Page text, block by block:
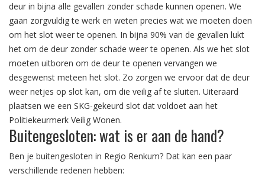
deur in bijna alle gevallen zonder schade kunnen openen. We
gaan zorgvuldig te werk en weten precies wat we moeten doen
om het slot weer te openen. In bijna 90% van de gevallen lukt
het om de deur zonder schade weer te openen. Als we het slot
moeten uitboren om de deur te openen vervangen we
desgewenst meteen het slot. Zo zorgen we ervoor dat de deur
weer netjes op slot kan, om die veilig af te sluiten. Uiteraard
plaatsen we een SKG-gekeurd slot dat voldoet aan het
Politiekeurmerk Veilig Wonen.
Buitengesloten: wat is er aan de hand?
Ben je buitengesloten in Regio Renkum? Dat kan een paar
verschillende redenen hebben: